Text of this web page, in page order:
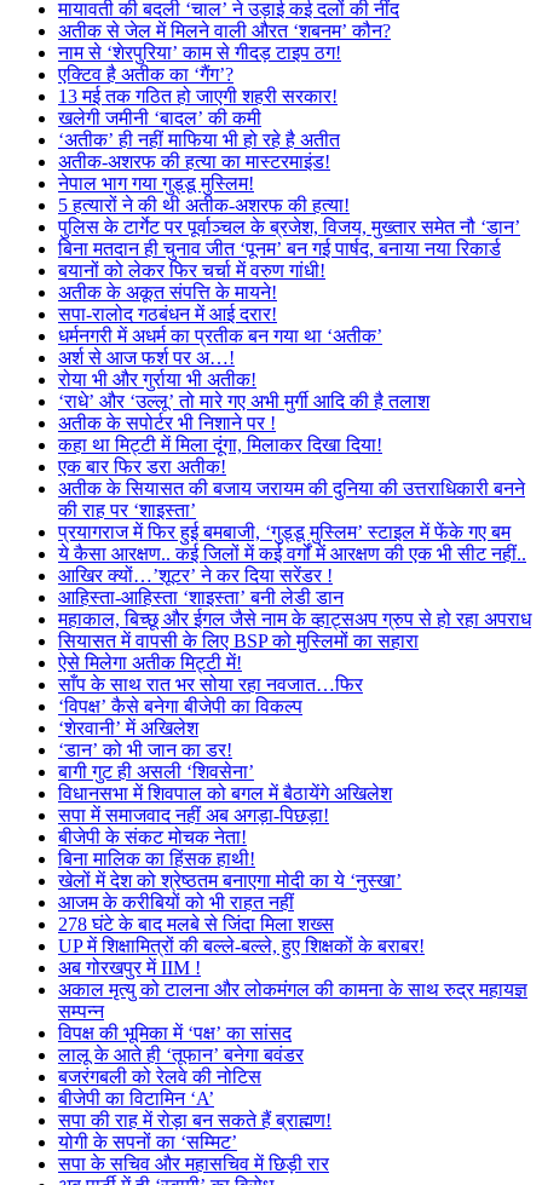
मायावती की बदली ‘चाल’ ने उड़ाई कई दलों की नींद
अतीक से जेल में मिलने वाली औरत ‘शबनम’ कौन?
नाम से ‘शेरपुरिया’ काम से गीदड़ टाइप ठग!
एक्टिव है अतीक का ‘गैंग’?
13 मई तक गठित हो जाएगी शहरी सरकार!
खलेगी जमीनी ‘बादल’ की कमी
‘अतीक’ ही नहीं माफिया भी हो रहे है अतीत
अतीक-अशरफ की हत्या का मास्टरमाइंड!
नेपाल भाग गया गुड्डू मुस्लिम!
5 हत्यारों ने की थी अतीक-अशरफ की हत्या!
पुलिस के टार्गेट पर पूर्वाञ्चल के ब्रजेश, विजय, मुख्तार समेत नौ ‘डान’
बिना मतदान ही चुनाव जीत ‘पूनम’ बन गई पार्षद, बनाया नया रिकार्ड
बयानों को लेकर फिर चर्चा में वरुण गांधी!
अतीक के अकूत संपत्ति के मायने!
सपा-रालोद गठबंधन में आई दरार!
धर्मनगरी में अधर्म का प्रतीक बन गया था ‘अतीक’
अर्श से आज फर्श पर अ…!
रोया भी और गुर्राया भी अतीक!
‘राधे’ और ‘उल्लू’ तो मारे गए अभी मुर्गी आदि की है तलाश
अतीक के सपोर्टर भी निशाने पर !
कहा था मिट्टी में मिला दूंगा, मिलाकर दिखा दिया!
एक बार फिर डरा अतीक!
अतीक के सियासत की बजाय जरायम की दुनिया की उत्तराधिकारी बनने
की राह पर ‘शाइस्ता’
प्रयागराज में फिर हुई बमबाजी, ‘गुड्डू मुस्लिम’ स्टाइल में फेंके गए बम
ये कैसा आरक्षण.. कई जिलों में कई वर्गों में आरक्षण की एक भी सीट नहीं..
आखिर क्यों…’शूटर’ ने कर दिया सरेंडर !
आहिस्ता-आहिस्ता ‘शाइस्ता’ बनी लेडी डान
महाकाल, बिच्छू और ईगल जैसे नाम के व्हाट्सअप ग्रुप से हो रहा अपराध
सियासत में वापसी के लिए BSP को मुस्लिमों का सहारा
ऐसे मिलेगा अतीक मिट्टी में!
साँप के साथ रात भर सोया रहा नवजात…फिर
‘विपक्ष’ कैसे बनेगा बीजेपी का विकल्प
‘शेरवानी’ में अखिलेश
‘डान’ को भी जान का डर!
बागी गुट ही असली ‘शिवसेना’
विधानसभा में शिवपाल को बगल में बैठायेंगे अखिलेश
सपा में समाजवाद नहीं अब अगड़ा-पिछड़ा!
बीजेपी के संकट मोचक नेता!
बिना मालिक का हिंसक हाथी!
खेलों में देश को श्रेष्ठतम बनाएगा मोदी का ये ‘नुस्खा’
आजम के करीबियों को भी राहत नहीं
278 घंटे के बाद मलबे से जिंदा मिला शख्स
UP में शिक्षामित्रों की बल्ले-बल्ले, हुए शिक्षकों के बराबर!
अब गोरखपुर में IIM !
अकाल मृत्यु को टालना और लोकमंगल की कामना के साथ रुद्र महायज्ञ
सम्पन्न
विपक्ष की भूमिका में ‘पक्ष’ का सांसद
लालू के आते ही ‘तूफान’ बनेगा बवंडर
बजरंगबली को रेलवे की नोटिस
बीजेपी का विटामिन ‘A’
सपा की राह में रोड़ा बन सकते हैं ब्राह्मण!
योगी के सपनों का ‘सम्मिट’
सपा के सचिव और महासचिव में छिड़ी रार